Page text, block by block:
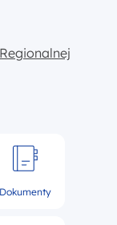
Dokumenty